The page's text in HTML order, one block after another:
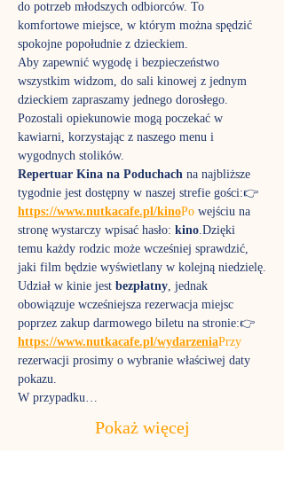
do potrzeb młodszych odbiorców. To
komfortowe miejsce, w którym można spędzić
spokojne popołudnie z dzieckiem.
Aby zapewnić wygodę i bezpieczeństwo
wszystkim widzom, do sali kinowej z jednym
dzieckiem zapraszamy jednego dorosłego.
Pozostali opiekunowie mogą poczekać w
kawiarni, korzystając z naszego menu i
wygodnych stolików.
Repertuar Kina na Poduchach na najbliższe
tygodnie jest dostępny w naszej strefie gości:👉
https://www.nutkacafe.pl/kinoPo wejściu na
stronę wystarczy wpisać hasło: kino.Dzięki
temu każdy rodzic może wcześniej sprawdzić,
jaki film będzie wyświetlany w kolejną niedzielę.
Udział w kinie jest bezpłatny, jednak
obowiązuje wcześniejsza rezerwacja miejsc
poprzez zakup darmowego biletu na stronie:👉
https://www.nutkacafe.pl/wydarzeniaPrzy
rezerwacji prosimy o wybranie właściwej daty
pokazu.
W przypadku…
Pokaż więcej